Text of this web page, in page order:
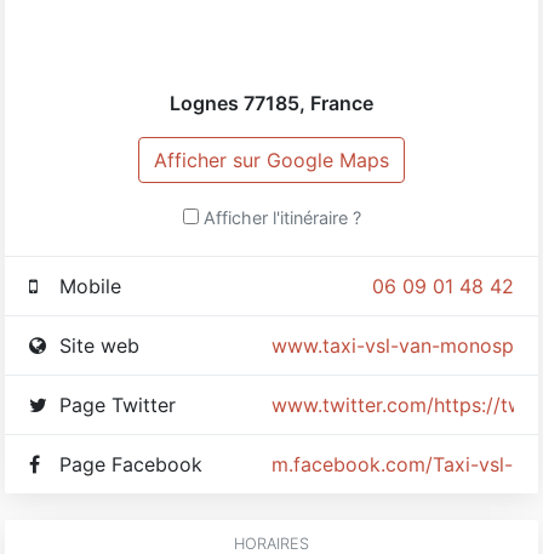
Lognes 77185, France
Afficher sur Google Maps
Afficher l'itinéraire ?
06 09 01 48 42
Mobile
www.taxi-vsl-van-
Site web
www.twitter.com/https://
Page Twitter
m.facebook.com/Taxi-vsl-
Page Facebook
HORAIRES